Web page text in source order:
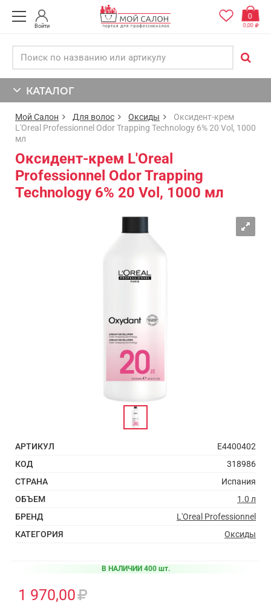
Войти
0
0,00
КАТАЛОГ
Мой Салон Для волос Оксиды
Оксидент-крем
L'Oreal Professionnel Odor Trapping Technology 6% 20 Vol, 1000
мл
Оксидент-крем L'Oreal
Professionnel Odor Trapping
Technology 6% 20 Vol, 1000 мл
АРТИКУЛ
E4400402
КОД
318986
СТРАНА
Испания
ОБЪЕМ
1.0 л
БРЕНД
L'Oreal Professionnel
КАТЕГОРИЯ
Оксиды
В НАЛИЧИИ 400 шт.
1 970,00